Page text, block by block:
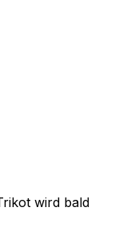
wird bald